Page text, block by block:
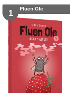
1 Fluen Ole